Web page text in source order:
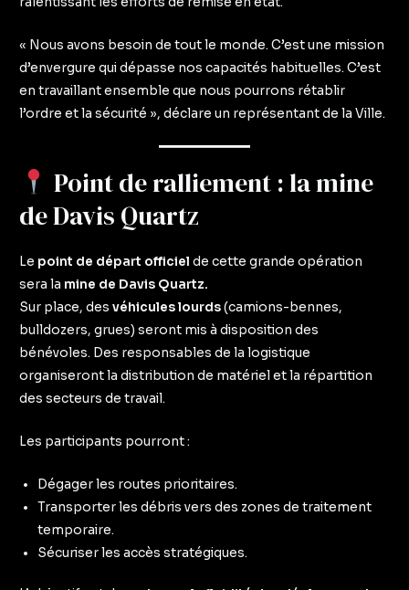
« Nous avons besoin de tout le monde. C’est une mission
d’envergure qui dépasse nos capacités habituelles. C’est
en travaillant ensemble que nous pourrons rétablir
l’ordre et la sécurité », déclare un représentant de la Ville.
Point de ralliement : la mine
de Davis Quartz
Le point de départ officiel de cette grande opération
sera la mine de Davis Quartz.
Sur place, desvéhicules lourds(camions-bennes,
bulldozers, grues) seront mis à disposition des
bénévoles. Des responsables de la logistique
organiseront la distribution de matériel et la répartition
des secteurs de travail.
Les participants pourront :
Dégager les routes prioritaires.
Transporter les débris vers des zones de traitement
temporaire.
Sécuriser les accès stratégiques.